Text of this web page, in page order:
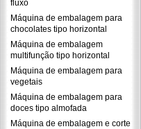
fluxo
Máquina de embalagem para
chocolates tipo horizontal
Máquina de embalagem
multifunção tipo horizontal
Máquina de embalagem para
vegetais
Máquina de embalagem para
doces tipo almofada
Máquina de embalagem e corte